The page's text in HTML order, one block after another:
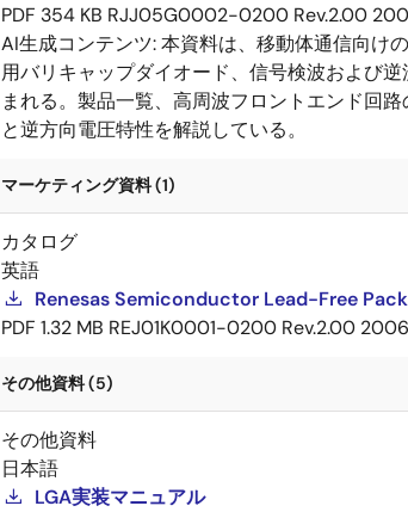
PDF 354 KB RJJ05G0002-0200 Rev.2.00
AI生成コンテンツ:本資料は、移動体通信向け
用バリキャップダイオード、信号検波および
まれる。製品一覧、高周波フロントエンド回
と逆方向電圧特性を解説している。
マーケティング資料 (1)
カタログ
英語
Renesas Semiconductor Lead-Free
PDF 1.32 MB REJ01K0001-0200 Rev.2.00
その他資料 (5)
その他資料
日本語
LGA実装マニュアル